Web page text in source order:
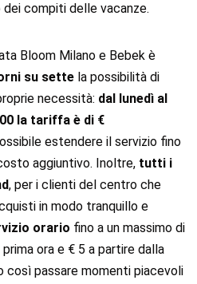
compiti delle vacanze.
Bloom Milano e Bebek è
su sette la possibilità di
necessità: dal lunedì al
la tariffa è di €
estendere il servizio fino
aggiuntivo. Inoltre, tutti i
, per i clienti del centro che
in modo tranquillo e
orario fino a un massimo di
ora e € 5 a partire dalla
così passare momenti piacevoli